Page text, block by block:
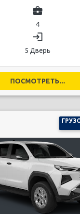
business_center
4
login
5 Дверь
ПОСМОТРЕТЬ...